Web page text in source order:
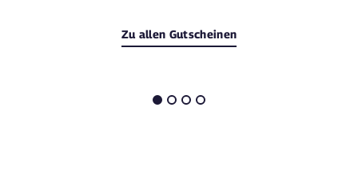
Zu allen Gutscheinen